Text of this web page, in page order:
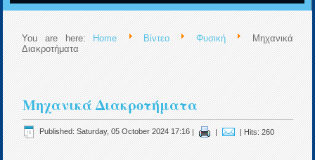
You are here: Home Βίντεο Φυσική
Μηχανικά
Διακροτήματα
Μηχανικά Διακροτήματα
Published: Saturday, 05 October 2024 17:16 | | | Hits: 260